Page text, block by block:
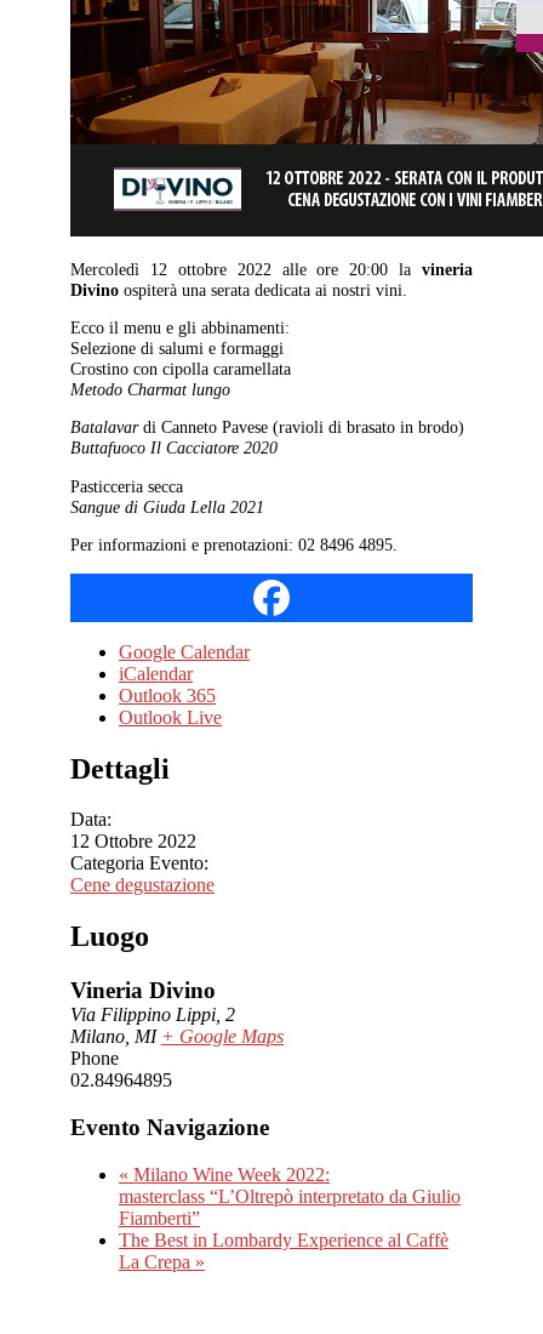
Mercoledì 12 ottobre 2022 alle ore 20:00 la vineria
Divino ospiterà una serata dedicata ai nostri vini.
Ecco il menu e gli abbinamenti:
Selezione di salumi e formaggi
Crostino con cipolla caramellata
Metodo Charmat lungo
Batalavardi Canneto Pavese (ravioli di brasato in brodo)
Buttafuoco Il Cacciatore 2020
Pasticceria secca
Sangue di Giuda Lella 2021
Per informazioni e prenotazioni: 02 8496 4895.
Google Calendar
iCalendar
Outlook 365
Outlook Live
Dettagli
Data:
12 Ottobre 2022
Categoria Evento:
Cene degustazione
Luogo
Vineria Divino
Via Filippino Lippi, 2
Milano MI + Google Maps
Phone
02.84964895
Evento Navigazione
« Milano Wine Week 2022:
masterclass “L’Oltrepò interpretato da Giulio
Fiamberti”
The Best in Lombardy Experience al Caffè
La Crepa »